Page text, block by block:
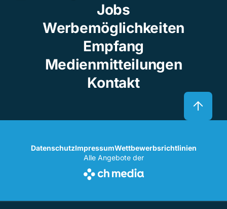
Jobs
Werbemöglichkeiten
Empfang
Medienmitteilungen
Kontakt
DatenschutzImpressumWettbewerbsrichtlinien
Alle Angebote der